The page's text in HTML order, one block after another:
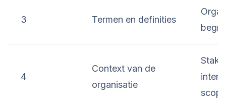
3 Termen en definities
4
Context van de
organisatie
scope